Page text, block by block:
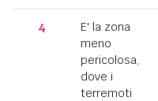
4
E' la zona
meno
pericolosa,
dove i
terremoti